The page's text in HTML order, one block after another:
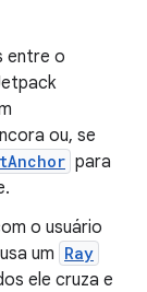
entre o
ou, se
para
o usuário
um Ray
ele cruza e